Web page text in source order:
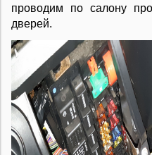
проводим по салону
дверей.